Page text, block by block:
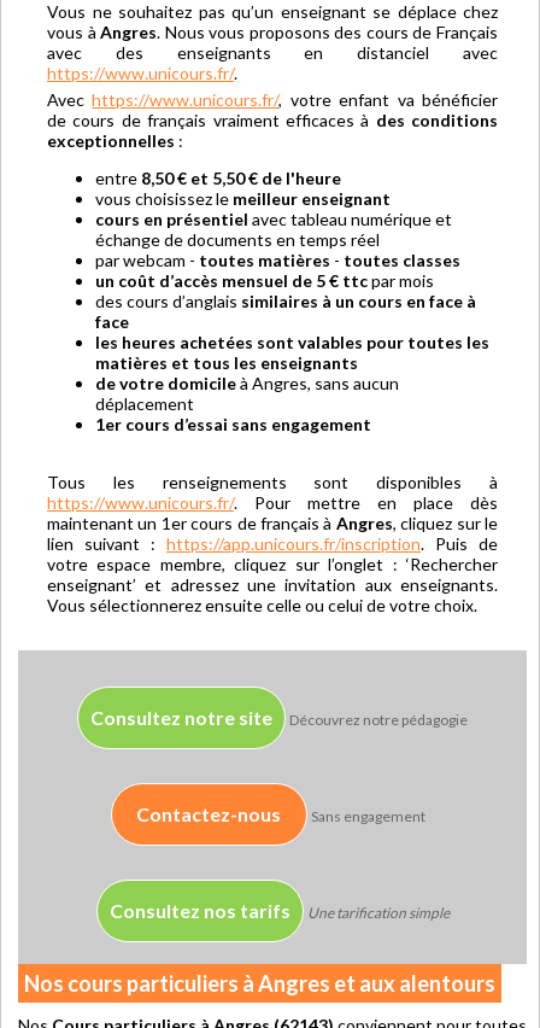
Vous ne souhaitez pas qu’un enseignant se déplace chez
vous àAngres. Nous vous proposons des cours de Français
avec des enseignants en distanciel avec
https://www.unicours.fr/.
Avechttps://www.unicours.fr/, votre enfant va bénéficier
de cours de français vraiment efficaces à des conditions
exceptionnelles :
entre 8,50 € et 5,50 € de l'heure
vous choisissez le meilleur enseignant
cours en présentiel avec tableau numérique et
échange de documents en temps réel
par webcam - toutes matières - toutes classes
un coût d’accès mensuel de 5 € ttcpar mois
des cours d’anglais similaires à un cours en face à
face
les heures achetées sont valables pour toutes les
matières et tous les enseignants
de votre domicileà Angres, sans aucun
déplacement
1er cours d’essai sans engagement
Tous les renseignements sont disponibles à
https://www.unicours.fr/. Pour mettre en place dès
maintenant un 1er cours de français à Angres, cliquez sur le
lien suivant : https://app.unicours.fr/inscription. Puis de
votre espace membre, cliquez sur l’onglet : ‘Rechercher
enseignant’ et adressez une invitation aux enseignants.
Vous sélectionnerez ensuite celle ou celui de votre choix.
Consultez notre site Découvrez notre pédagogie
Contactez-nous Sans engagement
Consultez nos tarifs Une tarification simple
Nos cours particuliers à Angres et aux alentours